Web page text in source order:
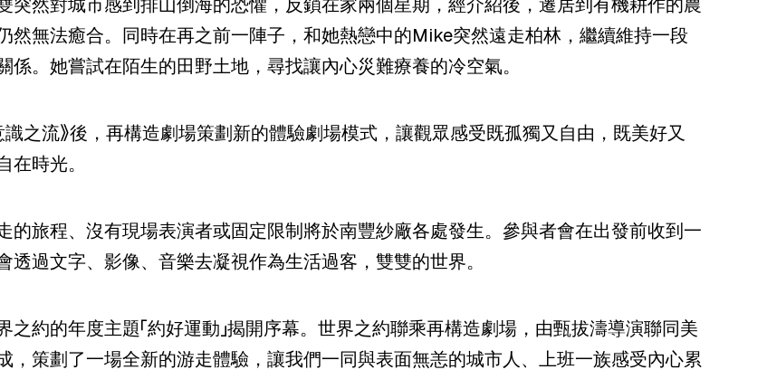
突然對城市感到排山倒海的恐懼，反鎖在家兩個星期，經介紹後，遷居到有機耕作的農
然無法癒合。同時在再之前一陣子，和她熱戀中的Mike突然遠走柏林，繼續維持一段
係。她嘗試在陌生的田野土地，尋找讓內心災難療養的冷空氣。
識之流》後，再構造劇場策劃新的體驗劇場模式，讓觀眾感受既孤獨又自由，既美好又
在時光。
的旅程、沒有現場表演者或固定限制將於南豐紗廠各處發生。參與者會在出發前收到一
透過文字、影像、音樂去凝視作為生活過客，雙雙的世界。
之約的年度主題「約好運動」揭開序幕。世界之約聯乘再構造劇場，由甄拔濤導演聯同美
，策劃了一場全新的游走體驗，讓我們一同與表面無恙的城市人、上班一族感受內心累